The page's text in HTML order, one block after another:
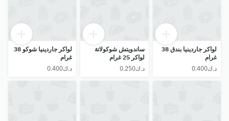
لواكر جاردينيا بندق 38
غرام
ساندويتش شوكولاتة
لواكر 25 غرام
⁦د.ك0.250⁩
لواكر جاردينيا شوكو 38
غرام